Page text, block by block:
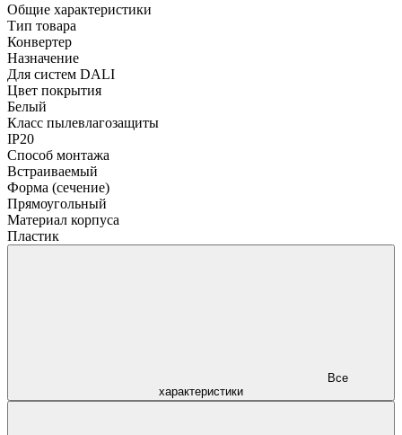
Общие характеристики
Тип товара
Конвертер
Назначение
Для систем DALI
Цвет покрытия
Белый
Класс пылевлагозащиты
IP20
Способ монтажа
Встраиваемый
Форма (сечение)
Прямоугольный
Материал корпуса
Пластик
характеристики